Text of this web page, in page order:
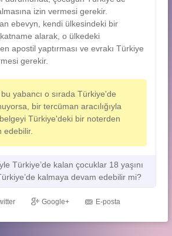
izin vermesi gerekir.
ebevyn, kendi ülkesindeki bir
alarak, o ülkedeki
apostil yaptırması ve evrakı Türkiye
gerekir.
yabancı o sırada Türkiye'de
bir tercüman aracılığıyla
Türkiye'deki bir noterden
edebilir.
Türkiye’de kalan çocuklar 18 yaşını
kalmaya devam edebilir mi?
Google+ E-posta